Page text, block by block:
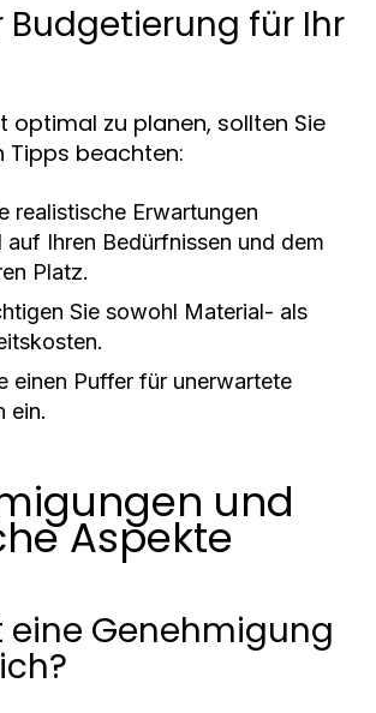
Budgetierung für Ihr
optimal zu planen, sollten Sie
Tipps beachten:
realistische Erwartungen
auf Ihren Bedürfnissen und dem
Platz.
Sie sowohl Material- als
einen Puffer für unerwartete
ein.
und
Aspekte
eine Genehmigung